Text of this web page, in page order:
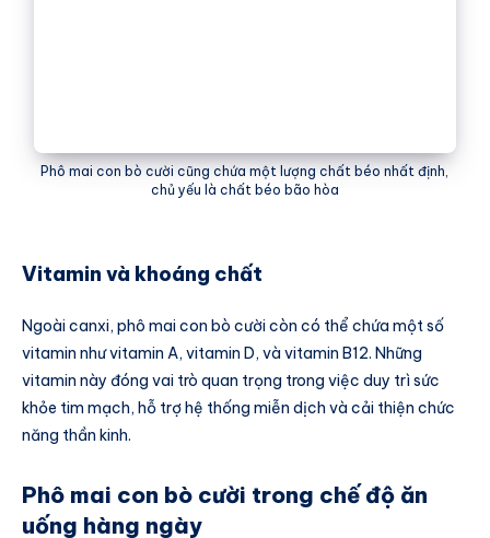
Phô mai con bò cười cũng chứa một lượng chất béo nhất định,
chủ yếu là chất béo bão hòa
Vitamin và khoáng chất
Ngoài canxi, phô mai con bò cười còn có thể chứa một số
vitamin như vitamin A, vitamin D, và vitamin B12. Những
vitamin này đóng vai trò quan trọng trong việc duy trì sức
khỏe tim mạch, hỗ trợ hệ thống miễn dịch và cải thiện chức
năng thần kinh.
Phô mai con bò cười trong chế độ ăn
uống hàng ngày